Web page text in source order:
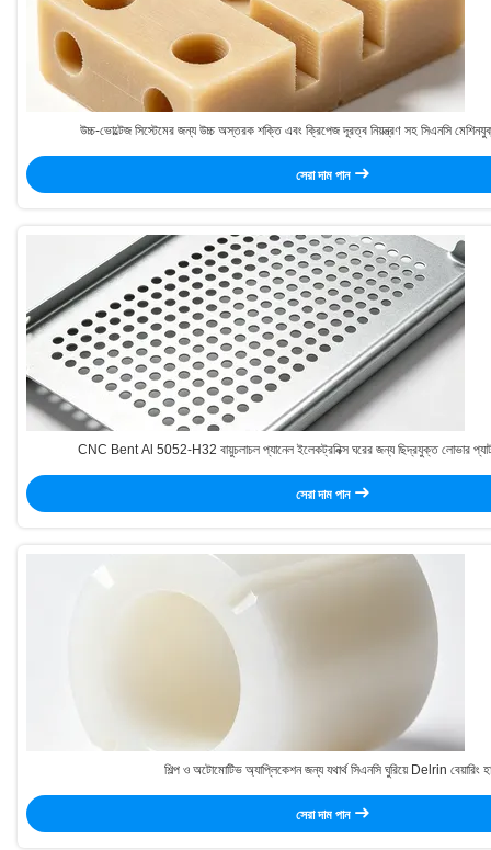
উচ্চ-ভোল্টেজ সিস্টেমের জন্য উচ্চ অস্তরক শক্তি এবং ক্রিপেজ দূরত্ব নিয়ন্ত্রণ সহ সিএনসি
সেরা দাম পান
CNC Bent Al 5052-H32 বায়ুচলাচল প্যানেল ইলেকট্রনিক্স ঘরের জন্য ছিদ্রযুক্ত লোভার
সেরা দাম পান
শিল্প ও অটোমোটিভ অ্যাপ্লিকেশন জন্য যথার্থ সিএনসি ঘুরিয়ে Delrin বেয়ারিং
সেরা দাম পান